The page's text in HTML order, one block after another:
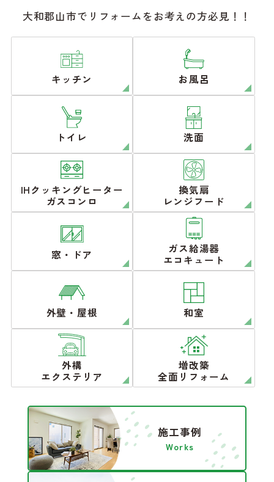
大和郡山市でリフォームをお考えの方必見！！
キッチン お風呂
トイレ 洗面
IHクッキングヒーター
ガスコンロ
換気扇
レンジフード
窓・ドア
ガス給湯器
エコキュート
外壁・屋根 和室
外構
エクステリア
増改築
全面リフォーム
施工事例
Works